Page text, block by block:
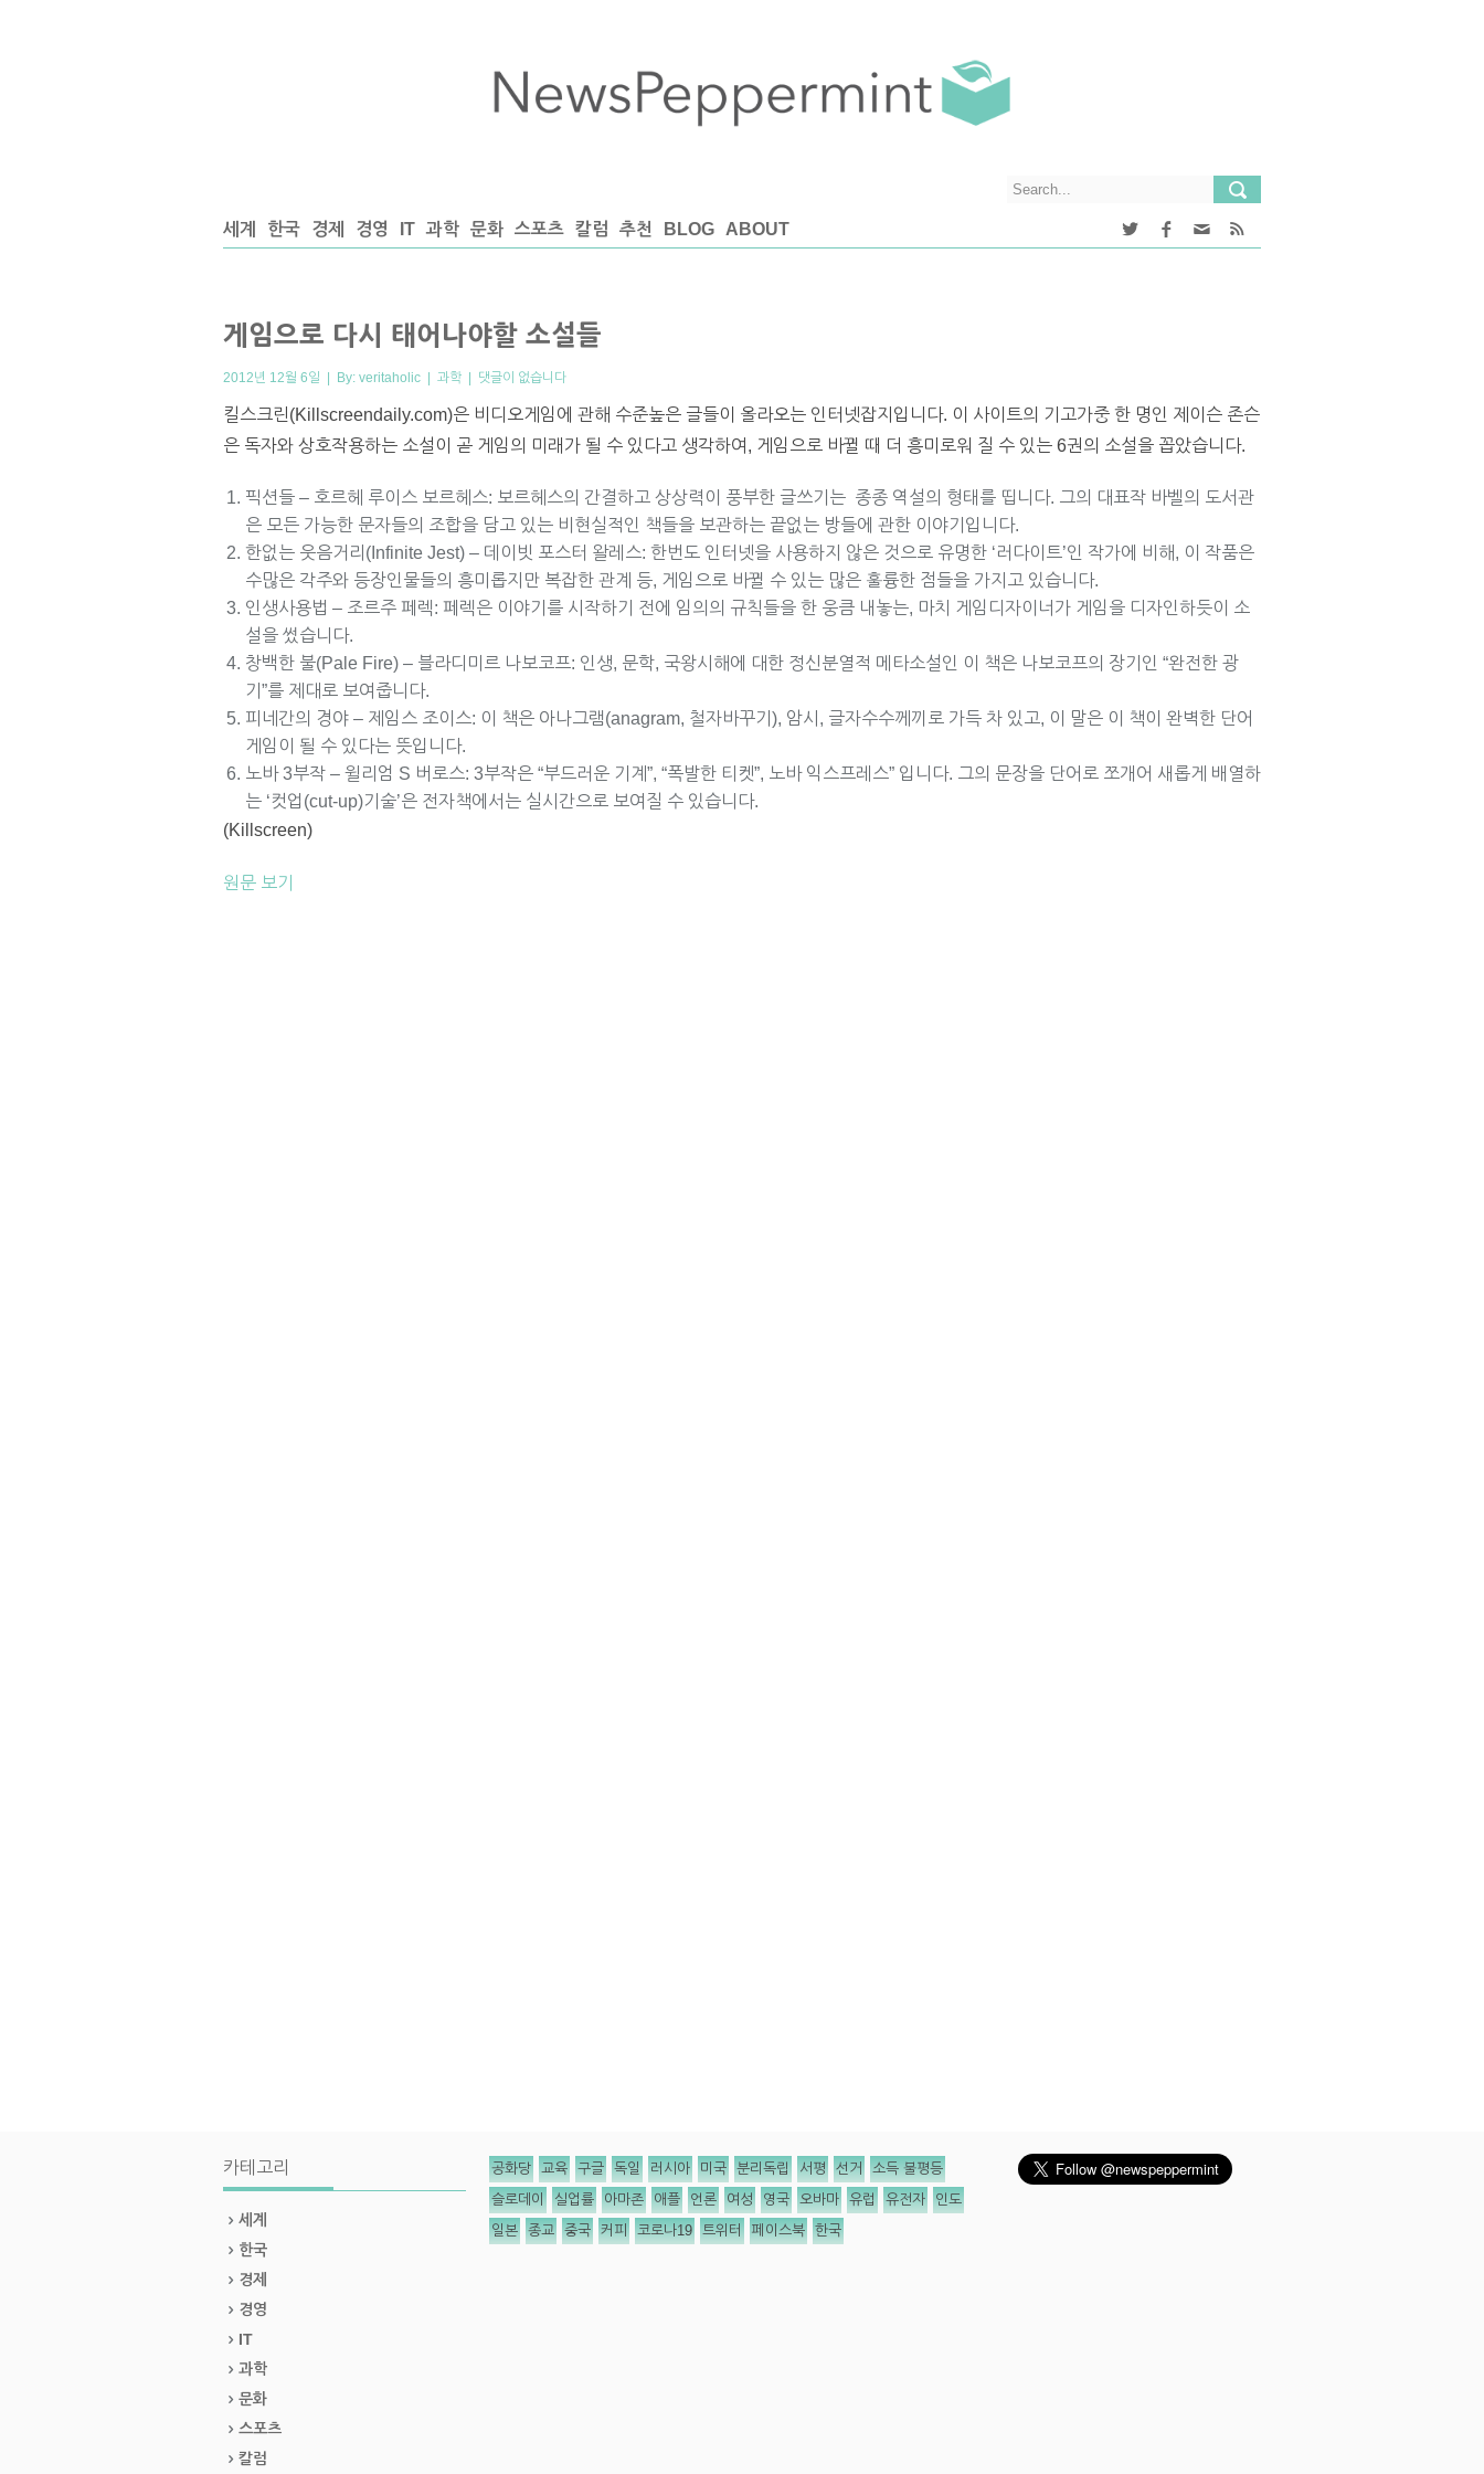
세계 한국 경제 경영 IT 과학 문화 스포츠 칼럼 추천 BLOG ABOUT
게임으로 다시 태어나야할 소설들
2012년 12월 6일 | By: veritaholic | 과학 | 댓글이 없습니다
킬스크린(Killscreendaily.com)은 비디오게임에 관해 수준높은 글들이 올라오는 인터넷잡지입니다. 이 사이트의 기고가중 한 명인 제이슨 존슨
은 독자와 상호작용하는 소설이 곧 게임의 미래가 될 수 있다고 생각하여, 게임으로 바뀔 때 더 흥미로워 질 수 있는 6권의 소설을 꼽았습니다.
픽션들 – 호르헤 루이스 보르헤스: 보르헤스의 간결하고 상상력이 풍부한 글쓰기는 종종 역설의 형태를 띱니다. 그의 대표작 바벨의 도서관
은 모든 가능한 문자들의 조합을 담고 있는 비현실적인 책들을 보관하는 끝없는 방들에 관한 이야기입니다.
한없는 웃음거리(Infinite Jest) – 데이빗 포스터 왈레스: 한번도 인터넷을 사용하지 않은 것으로 유명한 ‘러다이트’인 작가에 비해, 이 작품은
수많은 각주와 등장인물들의 흥미롭지만 복잡한 관계 등, 게임으로 바뀔 수 있는 많은 훌륭한 점들을 가지고 있습니다.
인생사용법 – 조르주 페렉: 페렉은 이야기를 시작하기 전에 임의의 규칙들을 한 웅큼 내놓는, 마치 게임디자이너가 게임을 디자인하듯이 소
설을 썼습니다.
창백한 불(Pale Fire) – 블라디미르 나보코프: 인생, 문학, 국왕시해에 대한 정신분열적 메타소설인 이 책은 나보코프의 장기인 “완전한 광
기”를 제대로 보여줍니다.
피네간의 경야 – 제임스 조이스: 이 책은 아나그램(anagram, 철자바꾸기), 암시, 글자수수께끼로 가득 차 있고, 이 말은 이 책이 완벽한 단어
게임이 될 수 있다는 뜻입니다.
노바 3부작 – 윌리엄 S 버로스: 3부작은 “부드러운 기계”, “폭발한 티켓”, 노바 익스프레스” 입니다. 그의 문장을 단어로 쪼개어 새롭게 배열하
는 ‘컷업(cut-up)기술’은 전자책에서는 실시간으로 보여질 수 있습니다.
(Killscreen)
원문 보기
카테고리
세계
한국
경제
경영
IT
과학
문화
스포츠
칼럼
공화당 교육 구글 독일 러시아 미국 분리독립 서평 선거 소득 불평등
슬로데이 실업률 아마존 애플 언론 여성 영국 오바마 유럽 유전자 인도
일본 종교 중국 커피 코로나19 트위터 페이스북 한국